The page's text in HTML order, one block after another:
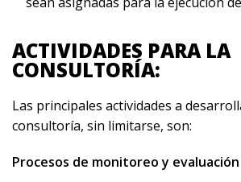
ACTIVIDADES PARA LA
CONSULTORÍA:
Las principales actividades a
consultoría, sin limitarse, son:
Procesos de monitoreo y